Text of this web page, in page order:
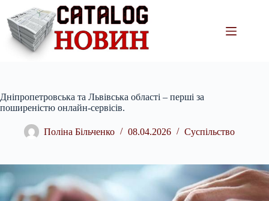
вмісту
Дніпропетровська та Львівська області – перші за
поширеністю онлайн-сервісів.
Поліна Більченко 08.04.2026 Суспільство